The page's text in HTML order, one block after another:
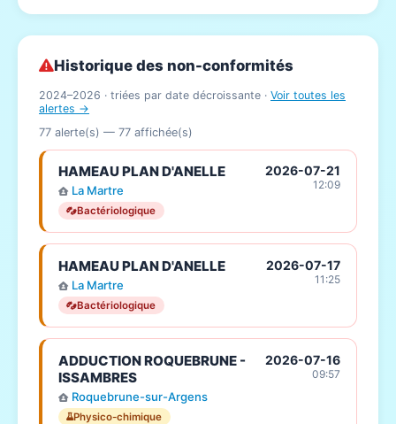
Historique des non-conformités
2024–2026 · triées par date décroissante · Voir toutes les
alertes →
77 alerte(s) — 77 affichée(s)
HAMEAU PLAN D'ANELLE
La Martre
Bactériologique
2026-07-21
12:09
HAMEAU PLAN D'ANELLE
La Martre
Bactériologique
2026-07-17
11:25
ADDUCTION ROQUEBRUNE -
ISSAMBRES
Roquebrune-sur-Argens
Physico-chimique
2026-07-16
09:57